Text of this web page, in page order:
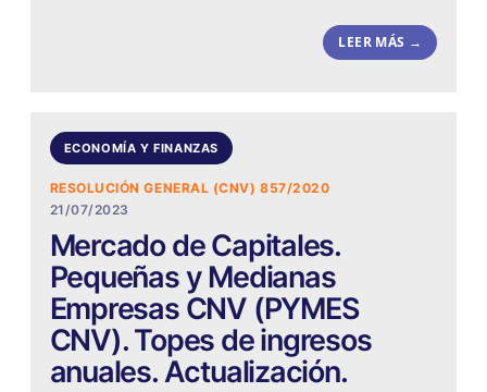
LEER MÁS →
ECONOMÍA Y FINANZAS
RESOLUCIÓN GENERAL (CNV) 857/2020
21/07/2023
Mercado de Capitales.
Pequeñas y Medianas
Empresas CNV (PYMES
CNV). Topes de ingresos
anuales. Actualización.